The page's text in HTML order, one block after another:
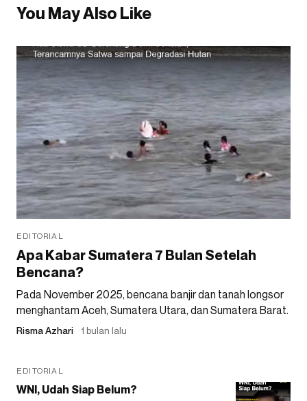
You May Also Like
EDITORIAL
Apa Kabar Sumatera 7 Bulan Setelah
Bencana?
Pada November 2025, bencana banjir dan tanah longsor
menghantam Aceh, Sumatera Utara, dan Sumatera Barat.
Risma Azhari 1 bulan lalu
EDITORIAL
WNI, Udah Siap Belum?